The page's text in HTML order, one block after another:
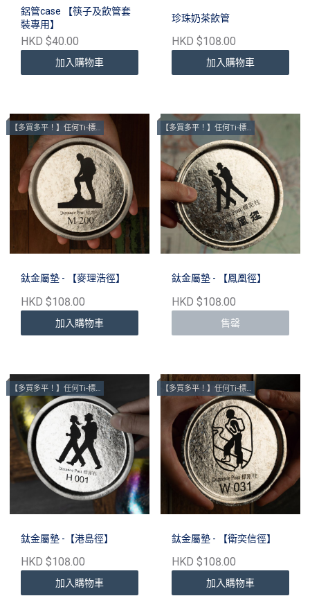
鋁管case 【筷子及飲管套
裝專用】
HKD $40.00
加入購物車
珍珠奶茶飲管
HKD $108.00
加入購物車
【多買多平！】任何Ti-標距柱墊
鈦金屬墊 - 【麥理浩徑】
HKD $108.00
加入購物車
【多買多平！】任何Ti-標距柱墊
鈦金屬墊 - 【鳳凰徑】
HKD $108.00
售罄
【多買多平！】任何Ti-標距柱墊
鈦金屬墊 -【港島徑】
HKD $108.00
加入購物車
【多買多平！】任何Ti-標距柱墊
鈦金屬墊 - 【衛奕信徑】
HKD $108.00
加入購物車